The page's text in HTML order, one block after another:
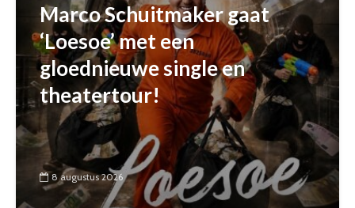
Marco Schuitmaker gaat
‘Loesoe’ met een
gloednieuwe single en
theatertour!
8 augustus 2026